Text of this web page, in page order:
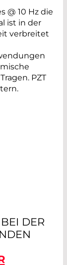
@ 10 Hz die
ist in der
verbreitet
PZT
DER